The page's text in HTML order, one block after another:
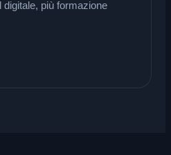
digitale, più formazione